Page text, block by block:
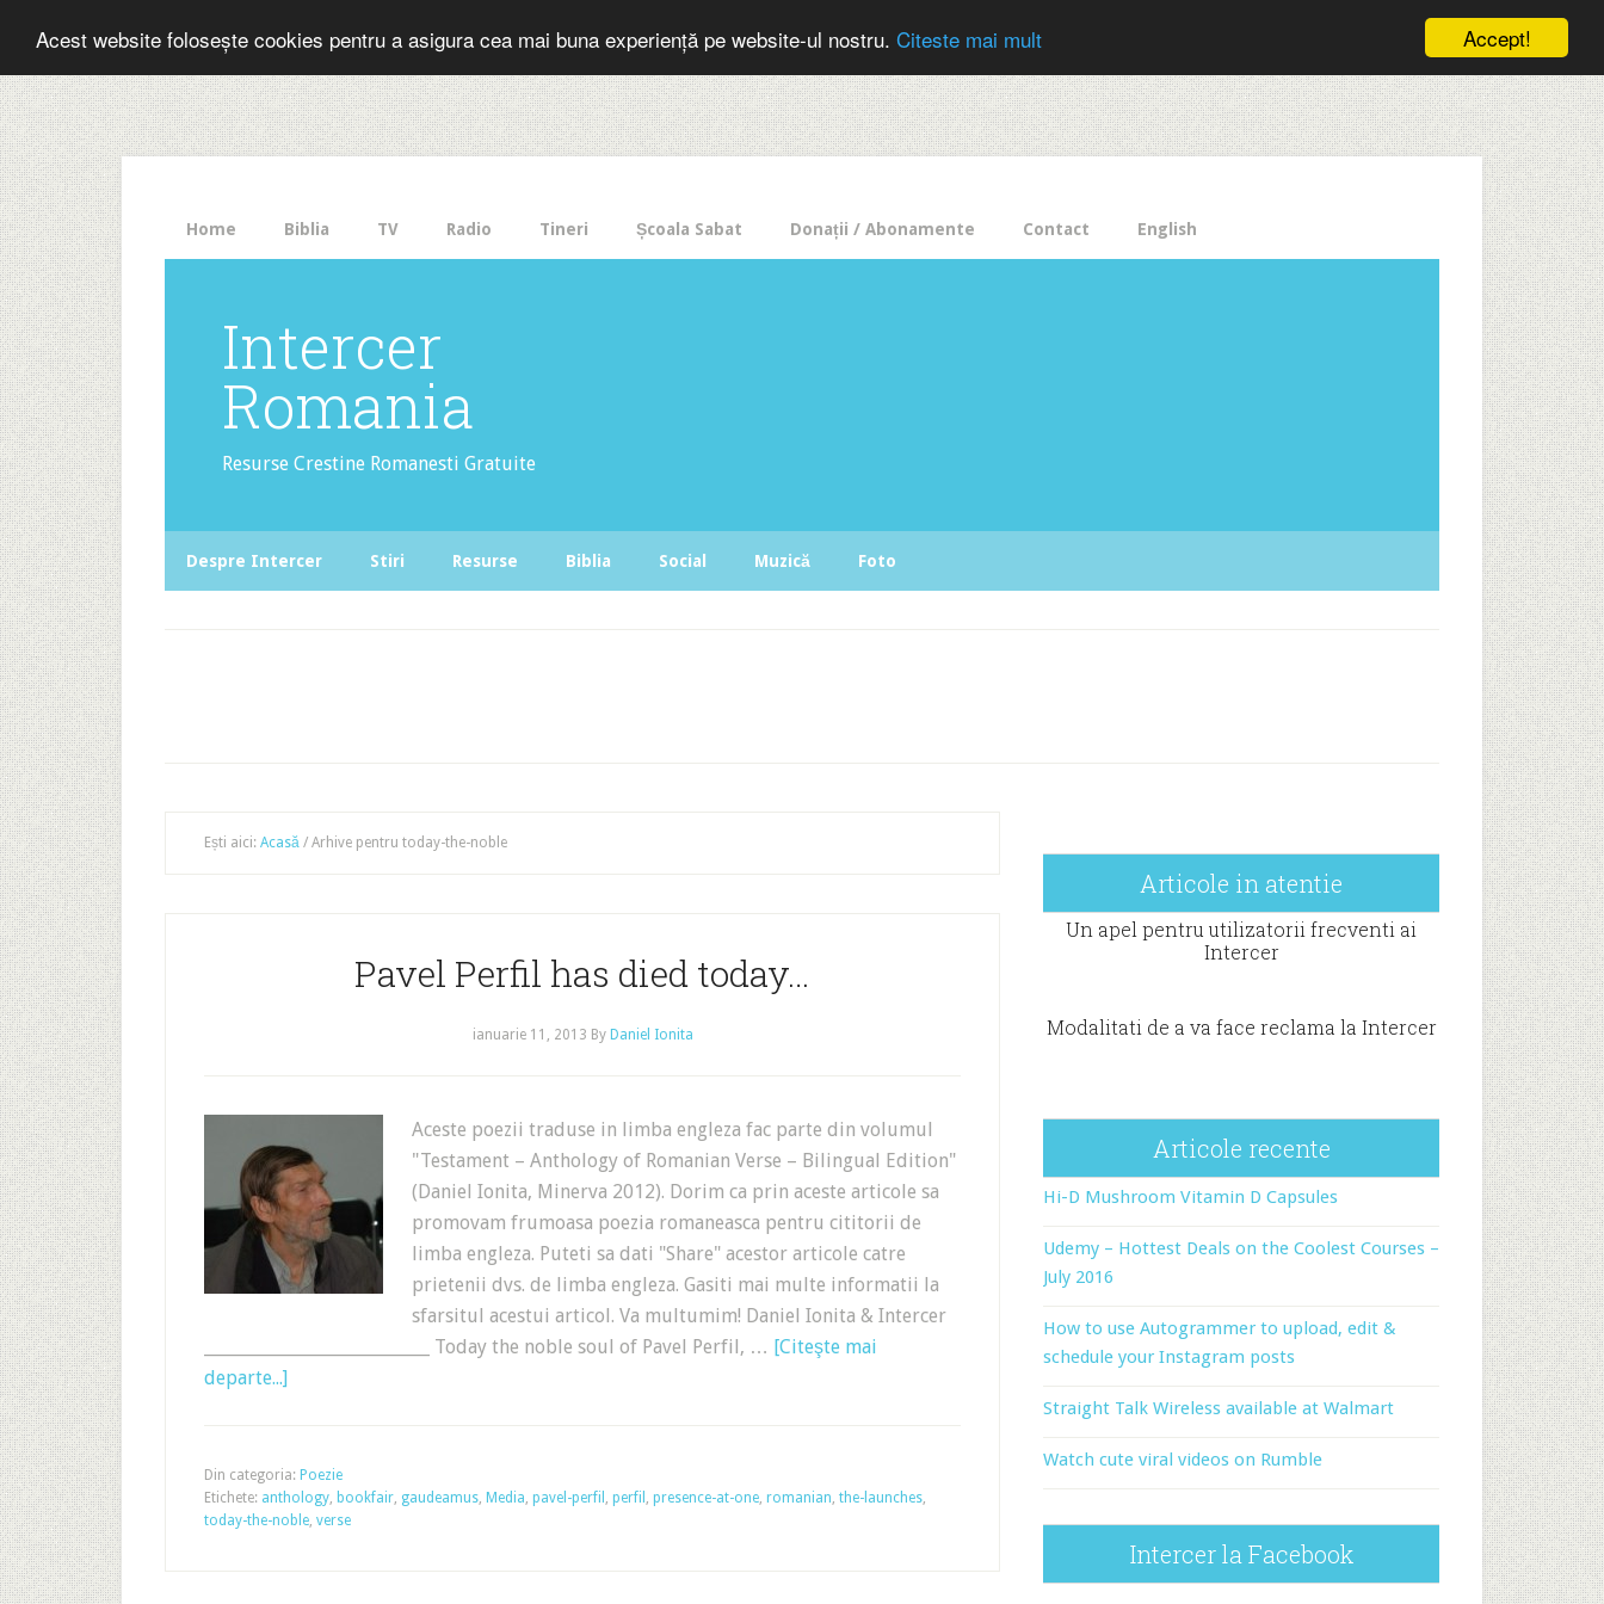
Accept!
Acest website folosește cookies pentru a asigura cea mai buna experiență pe website-ul nostru. Citeste mai mult
The
HelloBar
- a
little
bar
that
gets
noticed!
Home Biblia TV Radio Tineri Școala Sabat Donații / Abonamente Contact English
Intercer
Romania
Resurse Crestine Romanesti Gratuite
Despre Intercer Stiri Resurse Biblia Social Muzică Foto
Ești aici: Acasă / Arhive pentru today-the-noble
Pavel Perfil has died today…
ianuarie 11, 2013 By Daniel Ionita
Aceste poezii traduse in limba engleza fac parte din volumul
"Testament – Anthology of Romanian Verse – Bilingual Edition"
(Daniel Ionita, Minerva 2012). Dorim ca prin aceste articole sa
promovam frumoasa poezia romaneasca pentru cititorii de
limba engleza. Puteti sa dati "Share" acestor articole catre
prietenii dvs. de limba engleza. Gasiti mai multe informatii la
sfarsitul acestui articol. Va multumim! Daniel Ionita & Intercer
___________________________ Today the noble soul of Pavel Perfil, … [Citeşte mai
departe...]
Din categoria: Poezie
Etichete: anthology, bookfair, gaudeamus, Media, pavel-perfil , perfil , presence-at-one, romanian, the-launches,
today-the-noble, verse
Articole in atentie
Un apel pentru utilizatorii frecventi ai
Intercer
Modalitati de a va face reclama la Intercer
Articole recente
Hi-D Mushroom Vitamin D Capsules
Udemy – Hottest Deals on the Coolest Courses –
July 2016
How to use Autogrammer to upload, edit &
schedule your Instagram posts
Straight Talk Wireless available at Walmart
Watch cute viral videos on Rumble
Intercer la Facebook